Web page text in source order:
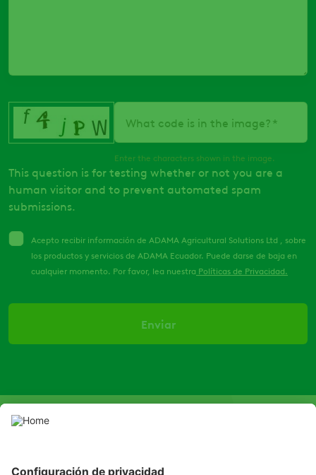
What code is in the image?
Enter the characters shown in the image.
This question is for testing whether or not you are a
human visitor and to prevent automated spam
submissions.
Acepto recibir información de ADAMA Agricultural Solutions Ltd , sobre
los productos y servicios de ADAMA Ecuador. Puede darse de baja en
cualquier momento. Por favor, lea nuestra Políticas de Privacidad.
LinkedIn